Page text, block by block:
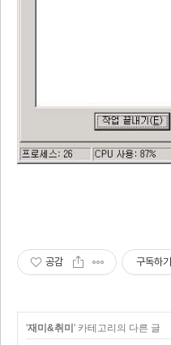
공감 구독하기
'재미&취미 ' 카테고리의 다른 글